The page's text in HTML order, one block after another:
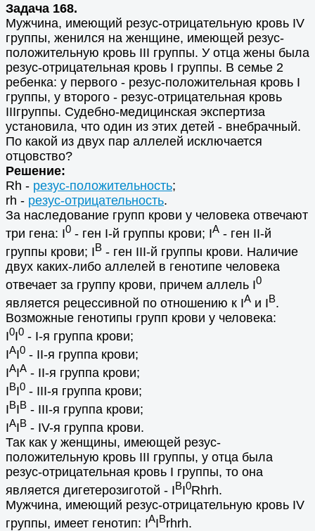
Задача 168.
Мужчина, имеющий резус-отрицательную кровь IV
группы, женился на женщине, имеющей резус-
положительную кровь III группы. У отца жены была
резус-отрицательная кровь I группы. В семье 2
ребенка: у первого - резус-положительная кровь I
группы, у второго - резус-отрицательная кровь
IIIгруппы. Судебно-медицинская экспертиза
установила, что один из этих детей - внебрачный.
По какой из двух пар аллелей исключается
отцовство?
Решение:
Rh - резус-положительность;
rh - резус-отрицательность.
За наследование групп крови у человека отвечают
три гена: I0 - ген I-й группы крови; IA - ген II-й
группы крови; IB - ген III-й группы крови. Наличие
двух каких-либо аллелей в генотипе человека
отвечает за группу крови, причем аллель I0
является рецессивной по отношению к IA и IB.
Возможные генотипы групп крови у человека:
I0I0 - I-я группа крови;
IAI0 - II-я группа крови;
IAIA - II-я группа крови;
IBI0 - III-я группа крови;
IBIB - III-я группа крови;
IAIB - IV-я группа крови.
Так как у женщины, имеющей резус-
положительную кровь III группы, у отца была
резус-отрицательная кровь I группы, то она
является дигетерозиготой - IBI0Rhrh.
Мужчина, имеющий резус-отрицательную кровь IV
группы, имеет генотип: IAIBrhrh.